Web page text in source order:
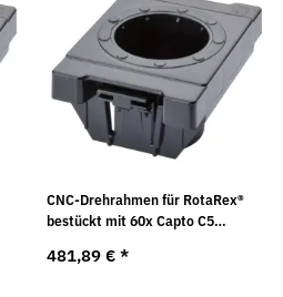
CNC-Drehrahmen für RotaRex®
bestückt mit 60x Capto C5
(BxTxH): 74 x 103 x 17
481,89 € *